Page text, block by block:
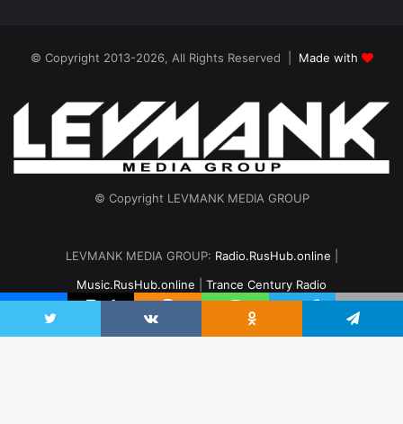
© Copyright 2013-2026, All Rights Reserved | Made with
© Copyright LEVMANK MEDIA GROUP
LEVMANK MEDIA GROUP: Radio.RusHub.online
Music.RusHub.online
Trance Century Radio
Главная
#TranceFresh Записи эфира
О проекте
Twitter VKontakte Odnoklassniki Telegram